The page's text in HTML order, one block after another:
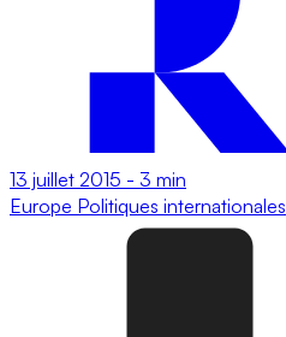
13 juillet 2015 - 3 min
Europe Politiques internationales